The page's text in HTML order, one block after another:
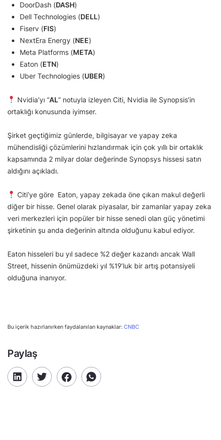
DoorDash (DASH)
Dell Technologies (DELL)
Fiserv (FIS)
NextEra Energy (NEE)
Meta Platforms (META)
Eaton (ETN)
Uber Technologies (UBER)
Nvidia’yı “AL” notuyla izleyen Citi, Nvidia ile Synopsis’in
ortaklığı konusunda iyimser.
Şirket geçtiğimiz günlerde, bilgisayar ve yapay zeka
mühendisliği çözümlerini hızlandırmak için çok yıllı bir ortaklık
kapsamında 2 milyar dolar değerinde Synopsys hissesi satın
aldığını açıkladı.
Citi’ye göre Eaton, yapay zekada öne çıkan makul değerli
diğer bir hisse. Genel olarak piyasalar, bir zamanlar yapay zeka
veri merkezleri için popüler bir hisse senedi olan güç yönetimi
şirketinin şu anda değerinin altında olduğunu kabul ediyor.
Eaton hisseleri bu yıl sadece %2 değer kazandı ancak Wall
Street, hissenin önümüzdeki yıl %19’luk bir artış potansiyeli
olduğuna inanıyor.
Bu içerik hazırlanırken faydalanılan kaynaklar: CNBC
Paylaş